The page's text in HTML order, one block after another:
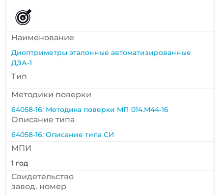
Наименование
Диоптриметры эталонные автоматизированные
ДЭА-1
Тип
Методики поверки
64058-16: Методика поверки МП 014.М44-16
Описание типа
64058-16: Описание типа СИ
МПИ
1 год
Cвидетельство
завод. номер